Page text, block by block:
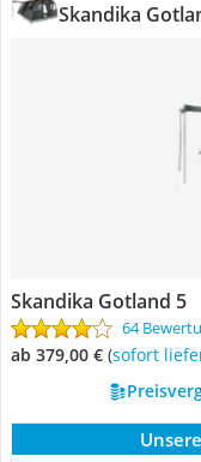
Skandika
Skandika Gotland 5
64
ab 379,00 € ( Sofort